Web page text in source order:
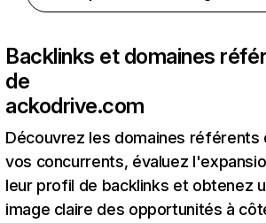
Backlinks et domaines
de
ackodrive.com
Découvrez les domaines référents
vos concurrents, évaluez
leur profil de backlinks et obtenez
image claire des opportunités à